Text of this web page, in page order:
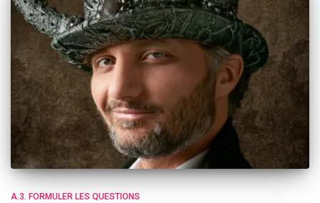
A.3. FORMULER LES QUESTIONS